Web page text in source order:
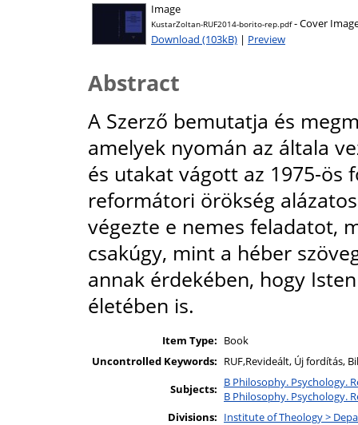
Image
KustarZoltan-RUF2014-borito-rep.pdf- Cover
Download (103kB) | Preview
Abstract
A Szerző bemutatja és
amelyek nyomán az általa
és utakat vágott az 1975-ös
reformátori örökség
végezte e nemes feladatot,
csakúgy, mint a héber
annak érdekében, hogy
életében is.
Item Type: Book
Uncontrolled Keywords: RUF,Revideált, Új fordítás,
Subjects: B Philosophy. Psychology.
B Philosophy. Psychology.
Divisions: Institute of Theology >